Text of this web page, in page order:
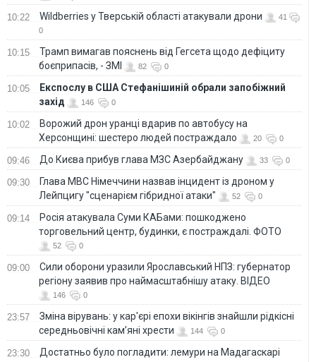
10:22 Wildberries у Тверській області атакували дрони
41
0
10:15
Трамп вимагав пояснень від Гегсета щодо дефіциту
боєприпасів, - ЗМІ
82 0
10:05
Експослу в США Стефанішиній обрали запобіжний
захід
146 0
10:02
Ворожий дрон уранці вдарив по автобусу на
Херсонщині: шестеро людей постраждало
20 0
09:46 До Києва прибув глава МЗС Азербайджану 33 0
09:30
Глава МВС Німеччини назвав інцидент із дроном у
Лейпцигу "сценарієм гібридної атаки"
52 0
09:14
Росія атакувала Суми КАБами: пошкоджено
торговельний центр, будинки, є постраждалі. ФОТО
52 0
09:00
Сили оборони уразили Ярославський НПЗ: губернатор
регіону заявив про наймасштабнішу атаку. ВІДЕО
146 0
23:57
Зміна вірувань: у кар'єрі епохи вікінгів знайшли рідкісні
середньовічні кам’яні хрести
144 0
23:30
Достатньо було погладити: лемури на Мадагаскарі